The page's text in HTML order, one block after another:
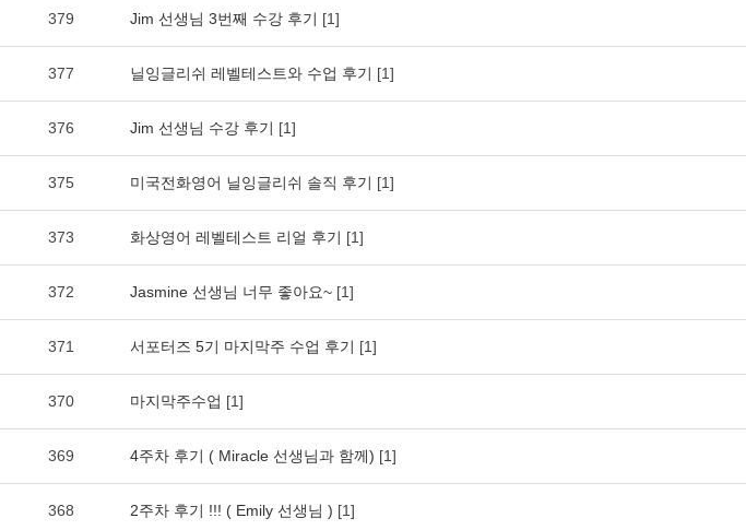
379 Jim 선생님 3번째 수강 후기 [1]
377 닐잉글리쉬 레벨테스트와 수업 후기 [1]
376 Jim 선생님 수강 후기 [1]
375 미국전화영어 닐잉글리쉬 솔직 후기 [1]
373 화상영어 레벨테스트 리얼 후기 [1]
372 Jasmine 선생님 너무 좋아요~ [1]
371 서포터즈 5기 마지막주 수업 후기 [1]
370 마지막주수업 [1]
369 4주차 후기 ( Miracle 선생님과 함께) [1]
368 2주차 후기 !!! ( Emily 선생님 ) [1]